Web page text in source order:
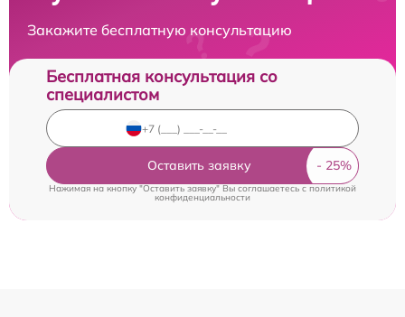
Закажите бесплатную консультацию
Бесплатная консультация со
специалистом
Оставить заявку
Нажимая на кнопку "Оставить заявку" Вы соглашаетесь c политикой
конфиденциальности